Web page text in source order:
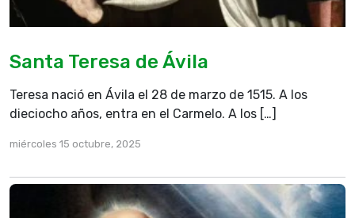
Santa Teresa de Ávila
Teresa nació en Ávila el 28 de marzo de 1515. A los
dieciocho años, entra en el Carmelo. A los […]
miércoles 15 octubre, 2025